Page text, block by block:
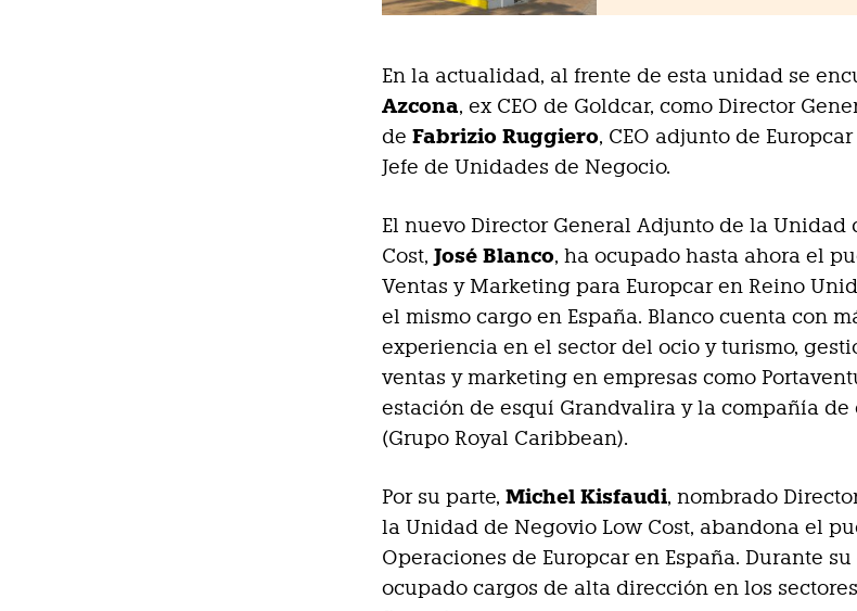
En la actualidad, al frente de esta unidad se
Azcona, ex CEO de Goldcar, como Director
deFabrizio Ruggiero, CEO adjunto de
Jefe de Unidades de Negocio.
El nuevo Director General Adjunto de la Unidad
Cost,José Blanco, ha ocupado hasta ahora el
Ventas y Marketing para Europcar en Reino
el mismo cargo en España. Blanco cuenta con
experiencia en el sector del ocio y turismo,
ventas y marketing en empresas como
estación de esquí Grandvalira y la compañía
(Grupo Royal Caribbean).
Por su parte,Michel Kisfaudi, nombrado
la Unidad de Negovio Low Cost, abandona el
Operaciones de Europcar en España. Durante
ocupado cargos de alta dirección en los